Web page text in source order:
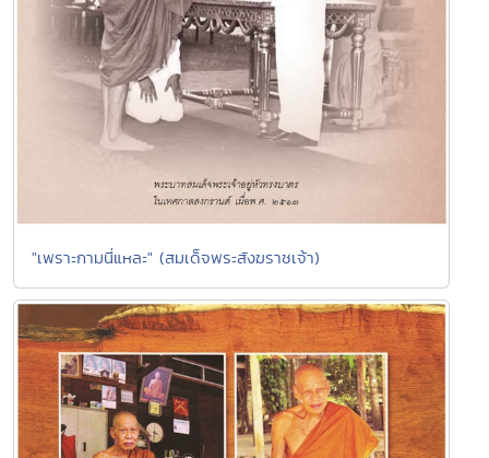
"เพราะกามนี่แหละ" (สมเด็จพระสังฆราชเจ้า)